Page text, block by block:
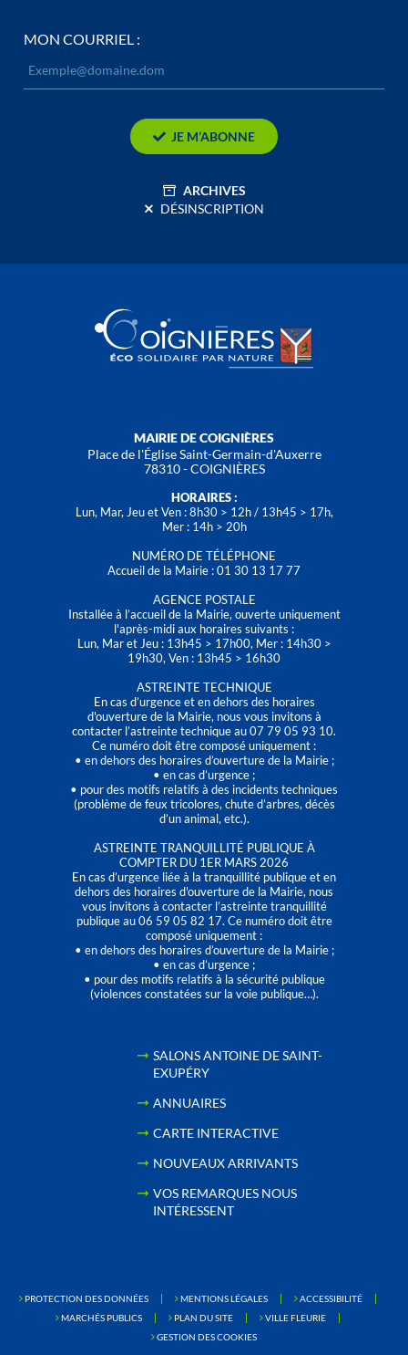
MON COURRIEL :
JE M’ABONNE
ARCHIVES
DÉSINSCRIPTION
MAIRIE DE COIGNIÈRES
Place de l'Église Saint-Germain-d'Auxerre
78310 - COIGNIÈRES
HORAIRES :
Lun, Mar, Jeu et Ven : 8h30 > 12h / 13h45 > 17h,
Mer : 14h > 20h
NUMÉRO DE TÉLÉPHONE
Accueil de la Mairie : 01 30 13 17 77
AGENCE POSTALE
Installée à l’accueil de la Mairie, ouverte uniquement
l'après-midi aux horaires suivants :
Lun, Mar et Jeu : 13h45 > 17h00, Mer : 14h30 >
19h30, Ven : 13h45 > 16h30
ASTREINTE TECHNIQUE
En cas d’urgence et en dehors des horaires
d'ouverture de la Mairie, nous vous invitons à
contacter l’astreinte technique au 07 79 05 93 10.
Ce numéro doit être composé uniquement :
• en dehors des horaires d’ouverture de la Mairie ;
• en cas d’urgence ;
• pour des motifs relatifs à des incidents techniques
(problème de feux tricolores, chute d’arbres, décès
d’un animal, etc.).
ASTREINTE TRANQUILLITÉ PUBLIQUE À
COMPTER DU 1ER MARS 2026
En cas d’urgence liée à la tranquillité publique et en
dehors des horaires d'ouverture de la Mairie, nous
vous invitons à contacter l’astreinte tranquillité
publique au 06 59 05 82 17. Ce numéro doit être
composé uniquement :
• en dehors des horaires d’ouverture de la Mairie ;
• en cas d’urgence ;
• pour des motifs relatifs à la sécurité publique
(violences constatées sur la voie publique…).
SALONS ANTOINE DE SAINT-
EXUPÉRY
ANNUAIRES
CARTE INTERACTIVE
NOUVEAUX ARRIVANTS
VOS REMARQUES NOUS
INTÉRESSENT
PROTECTION DES DONNÉES MENTIONS LÉGALES
ACCESSIBILITÉ
MARCHÉS PUBLICS
PLAN DU SITE
VILLE FLEURIE
GESTION DES COOKIES